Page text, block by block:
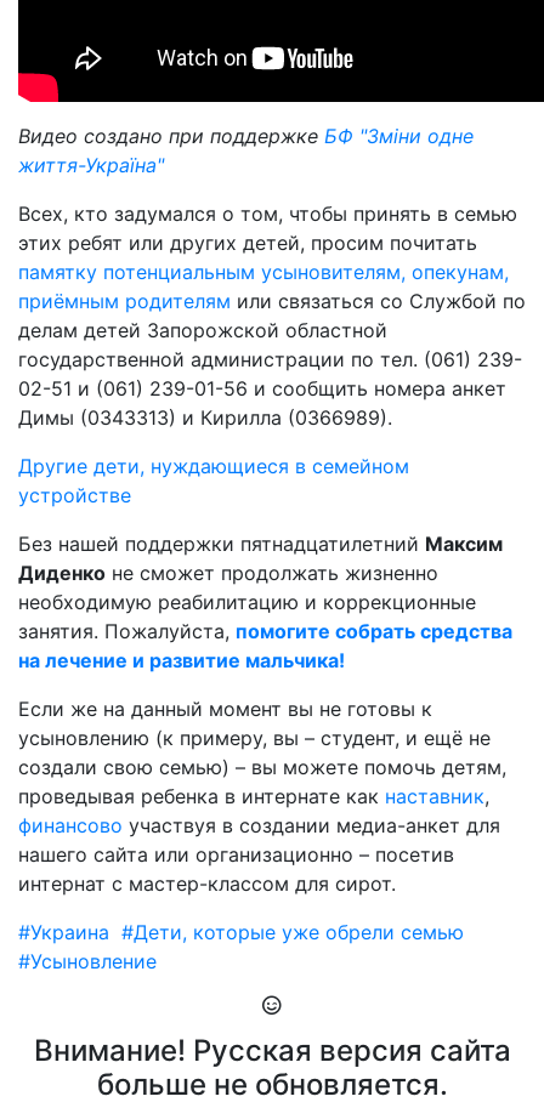
Видео создано при поддержке БФ "Зміни одне
життя-Україна"
Всех, кто задумался о том, чтобы принять в семью
этих ребят или других детей, просим почитать
памятку потенциальным усыновителям, опекунам,
приёмным родителям или связаться со Службой по
делам детей Запорожской областной
государственной администрации по тел. (061) 239-
02-51 и (061) 239-01-56 и сообщить номера анкет
Димы (0343313) и Кирилла (0366989).
Другие дети, нуждающиеся в семейном
устройстве
Без нашей поддержки пятнадцатилетний Максим
Диденко не сможет продолжать жизненно
необходимую реабилитацию и коррекционные
занятия. Пожалуйста, помогите собрать средства
на лечение и развитие мальчика!
Если же на данный момент вы не готовы к
усыновлению (к примеру, вы – студент, и ещё не
создали свою семью) – вы можете помочь детям,
проведывая ребенка в интернате как наставник,
финансово участвуя в создании медиа-анкет для
нашего сайта или организационно – посетив
интернат с мастер-классом для сирот.
#Украина #Дети, которые уже обрели семью
#Усыновление
Внимание! Русская версия сайта
больше не обновляется.